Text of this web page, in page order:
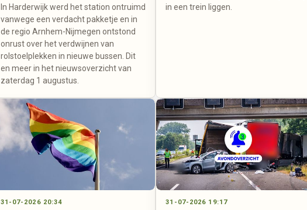
In Harderwijk werd het station ontruimd
vanwege een verdacht pakketje en in
de regio Arnhem-Nijmegen ontstond
onrust over het verdwijnen van
rolstoelplekken in nieuwe bussen. Dit
en meer in het nieuwsoverzicht van
zaterdag 1 augustus.
in een trein liggen.
31-07-2026 20:34 31-07-2026 19:17